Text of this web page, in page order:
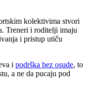
kolektivima stvori
Treneri i roditelji imaju
i pristup utiču
i podrška bez osude, to
a ne da pucaju pod